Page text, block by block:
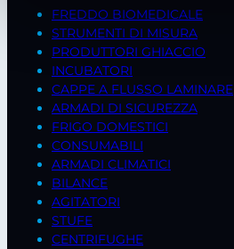
FREDDO BIOMEDICALE
STRUMENTI DI MISURA
PRODUTTORI GHIACCIO
INCUBATORI
CAPPE A FLUSSO LAMINARE
ARMADI DI SICUREZZA
FRIGO DOMESTICI
CONSUMABILI
ARMADI CLIMATICI
BILANCE
AGITATORI
STUFE
CENTRIFUGHE